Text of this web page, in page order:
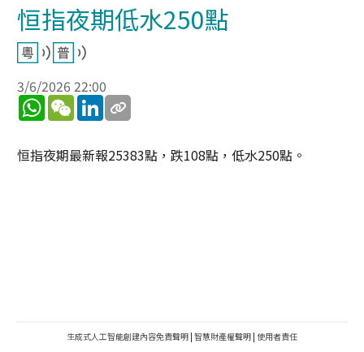
恒指夜期低水250點
3/6/2026 22:00
WhatsApp
WeChatLinkedIn
恒指夜期最新報25383點，跌108點，低水250點。
生成式人工智能創建內容免責聲明 | 智慧財產權聲明 | 使用者責任